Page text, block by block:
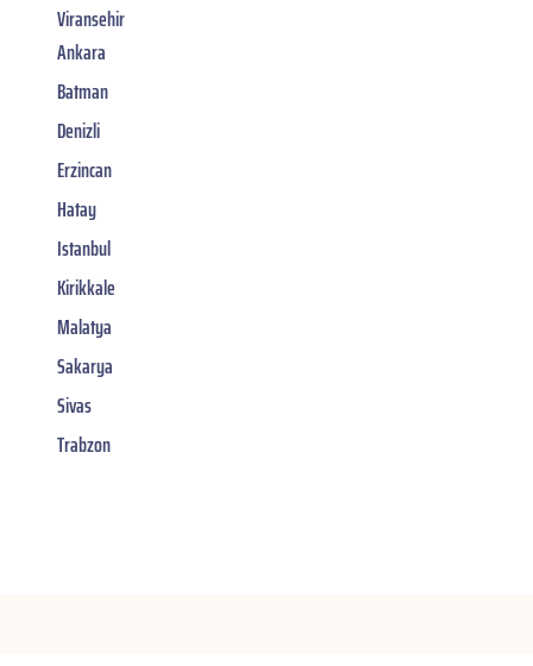
Viransehir
Ankara
Batman
Denizli
Erzincan
Hatay
Istanbul
Kirikkale
Malatya
Sakarya
Sivas
Trabzon